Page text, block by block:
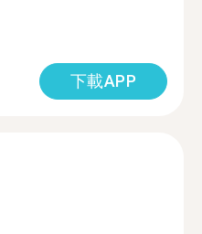
下載APP